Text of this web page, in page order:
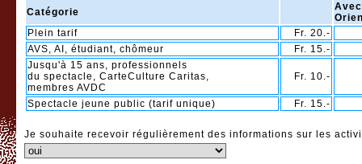
Catégorie
Plein tarif
Fr. 20.-
AVS, AI, étudiant, chômeur
Fr. 15.-
Jusqu'à 15 ans, professionnels
du spectacle, CarteCulture Caritas,
membres AVDC
Fr. 10.-
Spectacle jeune public (tarif unique) Fr. 15.-
Je souhaite recevoir régulièrement des informations sur les